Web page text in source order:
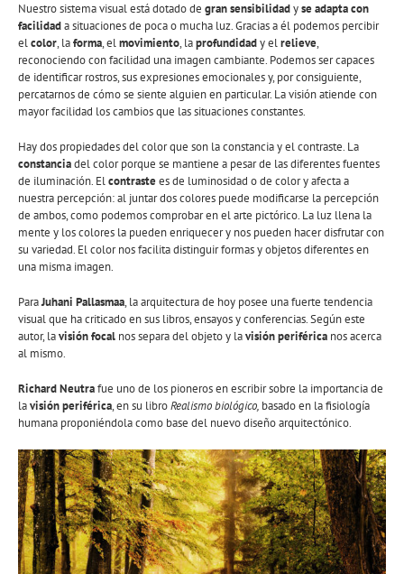
Nuestro sistema visual está dotado de gran sensibilidadyse adapta con
facilidada situaciones de poca o mucha luz. Gracias a él podemos percibir
elcolor, laforma, elmovimiento, laprofundidady elrelieve,
reconociendo con facilidad una imagen cambiante. Podemos ser capaces
de identificar rostros, sus expresiones emocionales y, por consiguiente,
percatarnos de cómo se siente alguien en particular. La visión atiende con
mayor facilidad los cambios que las situaciones constantes.
Hay dos propiedades del color que son la constancia y el contraste. La
constanciadel color porque se mantiene a pesar de las diferentes fuentes
de iluminación. Elcontrastees de luminosidad o de color y afecta a
nuestra percepción: al juntar dos colores puede modificarse la percepción
de ambos, como podemos comprobar en el arte pictórico. La luz llena la
mente y los colores la pueden enriquecer y nos pueden hacer disfrutar con
su variedad. El color nos facilita distinguir formas y objetos diferentes en
una misma imagen.
ParaJuhani Pallasmaa, la arquitectura de hoy posee una fuerte tendencia
visual que ha criticado en sus libros, ensayos y conferencias. Según este
autor, lavisión focal nos separa del objeto y lavisiónperiférica nos acerca
al mismo.
Richard Neutrafue uno de los pioneros en escribir sobre la importancia de
lavisión periférica, en su libroRealismo biológico, basado en la fisiología
humana proponiéndola como base del nuevo diseño arquitectónico.